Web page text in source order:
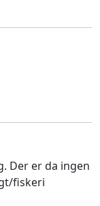
Der er da ingen
fiskeri